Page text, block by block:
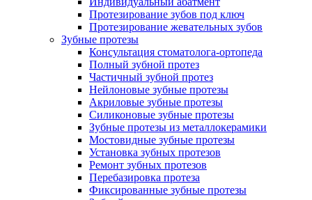
Протезирование зубов под ключ
Протезирование жевательных зубов
Зубные протезы
Консультация стоматолога-ортопеда
Полный зубной протез
Частичный зубной протез
Нейлоновые зубные протезы
Акриловые зубные протезы
Силиконовые зубные протезы
Зубные протезы из металлокерамики
Мостовидные зубные протезы
Установка зубных протезов
Ремонт зубных протезов
Перебазировка протеза
Фиксированные зубные протезы